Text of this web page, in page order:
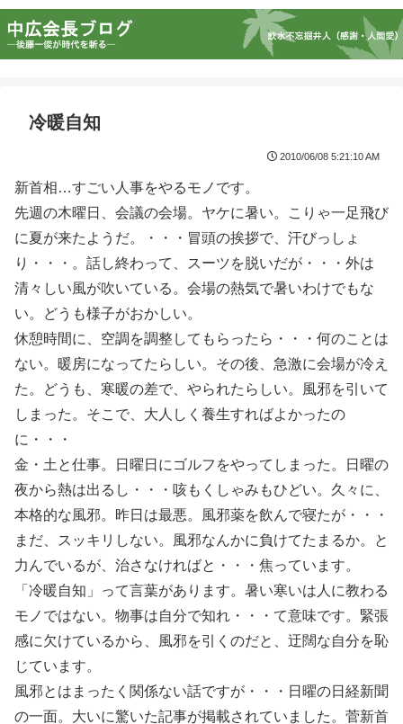
冷暖自知
2010/06/08 5:21:10 AM
新首相…すごい人事をやるモノです。
先週の木曜日、会議の会場。ヤケに暑い。こりゃ一足飛び
に夏が来たようだ。・・・冒頭の挨拶で、汗びっしょ
り・・・。話し終わって、スーツを脱いだが・・・外は
清々しい風が吹いている。会場の熱気で暑いわけでもな
い。どうも様子がおかしい。
休憩時間に、空調を調整してもらったら・・・何のことは
ない。暖房になってたらしい。その後、急激に会場が冷え
た。どうも、寒暖の差で、やられたらしい。風邪を引いて
しまった。そこで、大人しく養生すればよかったの
に・・・
金・土と仕事。日曜日にゴルフをやってしまった。日曜の
夜から熱は出るし・・・咳もくしゃみもひどい。久々に、
本格的な風邪。昨日は最悪。風邪薬を飲んで寝たが・・・
まだ、スッキリしない。風邪なんかに負けてたまるか。と
力んでいるが、治さなければと・・・焦っています。
「冷暖自知」って言葉があります。暑い寒いは人に教わる
モノではない。物事は自分で知れ・・・て意味です。緊張
感に欠けているから、風邪を引くのだと、迂闊な自分を恥
じています。
風邪とはまったく関係ない話ですが・・・日曜の日経新聞
の一面。大いに驚いた記事が掲載されていました。菅新首